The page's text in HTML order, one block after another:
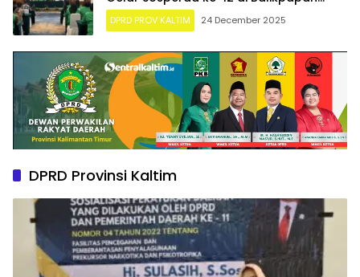
selatan
DPRD PROV KALTIM 24 December 2025
DPRD Provinsi Kaltim